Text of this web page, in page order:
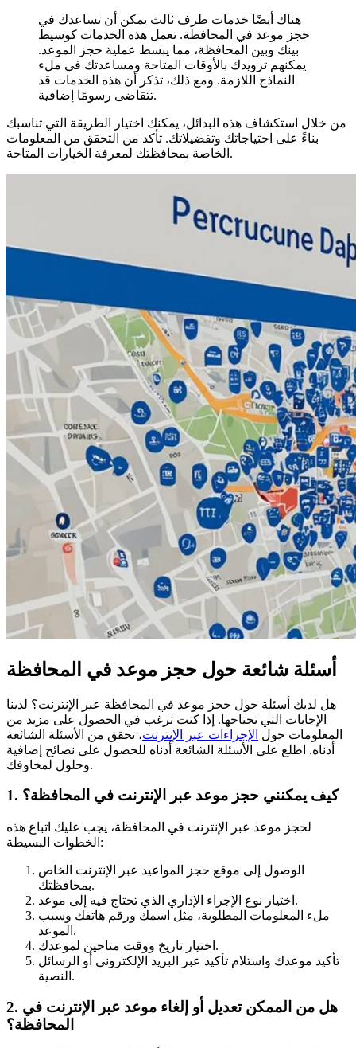
هناك أيضًا خدمات طرف ثالث يمكن أن تساعدك في
حجز موعد في المحافظة. تعمل هذه الخدمات كوسيط
بينك وبين المحافظة، مما يبسط عملية حجز الموعد.
يمكنهم تزويدك بالأوقات المتاحة ومساعدتك في ملء
النماذج اللازمة. ومع ذلك، تذكر أن هذه الخدمات قد
تتقاضى رسومًا إضافية.
من خلال استكشاف هذه البدائل، يمكنك اختيار الطريقة التي تناسبك
بناءً على احتياجاتك وتفضيلاتك. تأكد من التحقق من المعلومات
الخاصة بمحافظتك لمعرفة الخيارات المتاحة.
أسئلة شائعة حول حجز موعد في المحافظة
هل لديك أسئلة حول حجز موعد في المحافظة عبر الإنترنت؟ لدينا
الإجابات التي تحتاجها. إذا كنت ترغب في الحصول على مزيد من
المعلومات حول الإجراءات عبر الإنترنت، تحقق من الأسئلة الشائعة
أدناه. اطلع على الأسئلة الشائعة أدناه للحصول على نصائح إضافية
وحلول لمخاوفك.
1. كيف يمكنني حجز موعد عبر الإنترنت في المحافظة؟
لحجز موعد عبر الإنترنت في المحافظة، يجب عليك اتباع هذه
الخطوات البسيطة:
الوصول إلى موقع حجز المواعيد عبر الإنترنت الخاص
بمحافظتك.
اختيار نوع الإجراء الإداري الذي تحتاج فيه إلى موعد.
ملء المعلومات المطلوبة، مثل اسمك ورقم هاتفك وسبب
الموعد.
اختيار تاريخ ووقت متاحين لموعدك.
تأكيد موعدك واستلام تأكيد عبر البريد الإلكتروني أو الرسائل
النصية.
2. هل من الممكن تعديل أو إلغاء موعد عبر الإنترنت في
المحافظة؟